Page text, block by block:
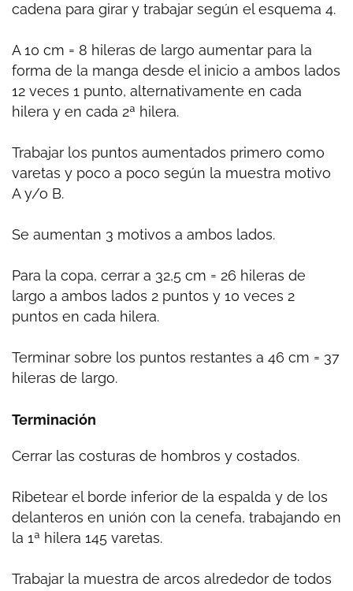
cadena para girar y trabajar según el esquema 4.
A 10 cm = 8 hileras de largo aumentar para la
forma de la manga desde el inicio a ambos lados
12 veces 1 punto, alternativamente en cada
hilera y en cada 2ª hilera.
Trabajar los puntos aumentados primero como
varetas y poco a poco según la muestra motivo
A y/o B.
Se aumentan 3 motivos a ambos lados.
Para la copa, cerrar a 32,5 cm = 26 hileras de
largo a ambos lados 2 puntos y 10 veces 2
puntos en cada hilera.
Terminar sobre los puntos restantes a 46 cm = 37
hileras de largo.
Terminación
Cerrar las costuras de hombros y costados.
Ribetear el borde inferior de la espalda y de los
delanteros en unión con la cenefa, trabajando en
la 1ª hilera 145 varetas.
Trabajar la muestra de arcos alrededor de todos